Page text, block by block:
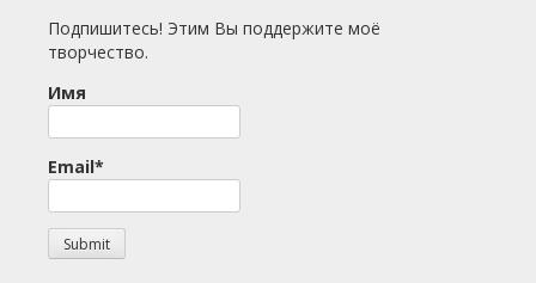
Подпишитесь! Этим Вы поддержите моё
творчество.
Имя
Email*